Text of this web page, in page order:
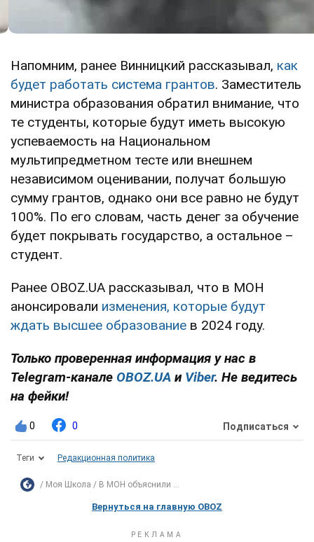
Напомним, ранее Винницкий рассказывал, как
будет работать система грантов. Заместитель
министра образования обратил внимание, что
те студенты, которые будут иметь высокую
успеваемость на Национальном
мультипредметном тесте или внешнем
независимом оценивании, получат большую
сумму грантов, однако они все равно не будут
100%. По его словам, часть денег за обучение
будет покрывать государство, а остальное –
студент.
Ранее OBOZ.UA рассказывал, что в МОН
анонсировали изменения, которые будут
ждать высшее образование в 2024 году.
Только проверенная информация у нас в
Telegram-канале OBOZ.UA и Viber. Не ведитесь
на фейки!
0 0 Подписаться
Теги Редакционная политика
Моя Школа В МОН объяснили ...
Вернуться на главную OBOZ